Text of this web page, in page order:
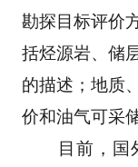
勘探目标评价
括烃源岩、储
的描述；地质
价和油气可采
目前，国外